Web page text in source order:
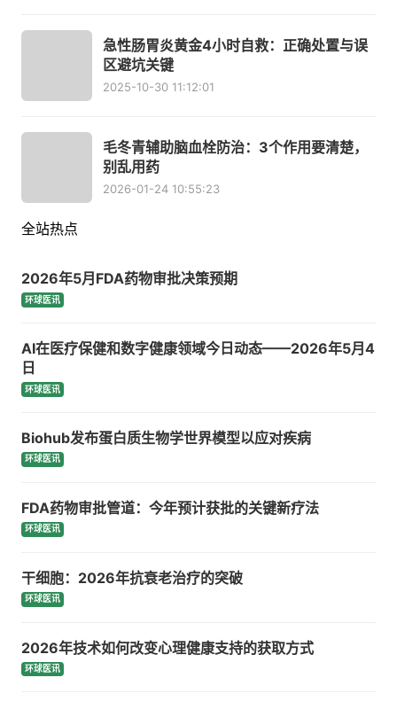
急性肠胃炎黄金4小时自救：正确处置与误
区避坑关键
2025-10-30 11:12:01
毛冬青辅助脑血栓防治：3个作用要清楚，
别乱用药
2026-01-24 10:55:23
全站热点
2026年5月FDA药物审批决策预期
环球医讯
AI在医疗保健和数字健康领域今日动态——2026年5月4
日
环球医讯
Biohub发布蛋白质生物学世界模型以应对疾病
环球医讯
FDA药物审批管道：今年预计获批的关键新疗法
环球医讯
干细胞：2026年抗衰老治疗的突破
环球医讯
2026年技术如何改变心理健康支持的获取方式
环球医讯